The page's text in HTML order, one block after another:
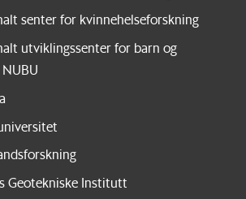
senter for kvinnehelseforskning
utviklingssenter for barn og
Geotekniske Institutt